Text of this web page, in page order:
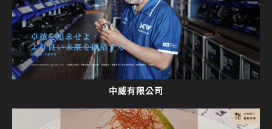
中威有限公司